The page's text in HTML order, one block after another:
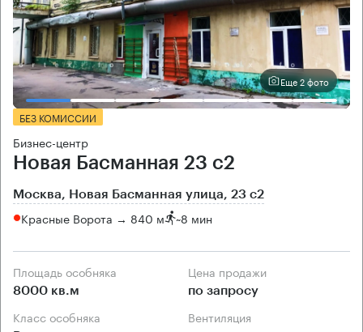
Еще 2 фото
БЕЗ КОМИССИИ
Бизнес-центр
Новая Басманная 23 с2
Москва, Новая Басманная улица, 23 с2
Красные Ворота → 840 м ~8 мин
Площадь особняка
8000 кв.м
Цена продажи
по запросу
Класс особняка Вентиляция